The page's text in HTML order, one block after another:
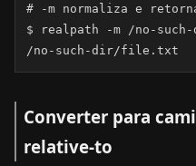
# -m normaliza e
$ realpath -m /no-
/no-such-dir/file.txt
Converter para
relative-to